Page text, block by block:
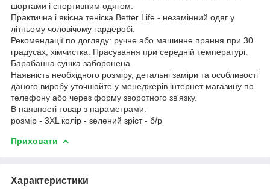
шортами і спортивним одягом.
Практична і якісна теніска Better Life - незамінний одяг у
літньому чоловічому гардеробі.
Рекомендації по догляду: ручне або машинне прання при 30
градусах, хімчистка. Прасування при середній температурі.
Барабанна сушка заборонена.
Наявність необхідного розміру, детальні заміри та особливості
даного виробу уточнюйте у менеджерів інтернет магазину по
телефону або через форму зворотного зв'язку.
В наявності товар з параметрами:
розмір - 3XL колір - зелений зріст - б/р
Приховати
Характеристики